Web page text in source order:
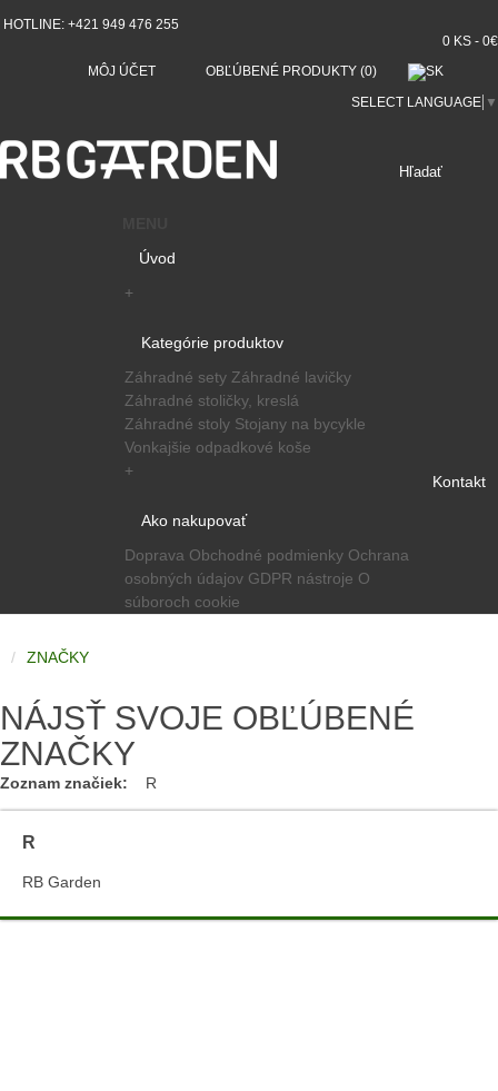
HOTLINE: +421 949 476 255
0 KS - 0€
MÔJ ÚČET
OBĽÚBENÉ PRODUKTY (0)
SELECT LANGUAGE ▼
Úvod
+
Kategórie produktov
Záhradné sety Záhradné lavičky
Záhradné stoličky, kreslá
Záhradné stoly Stojany na bycykle
Vonkajšie odpadkové koše
+
Ako nakupovať
Doprava Obchodné podmienky Ochrana
osobných údajov GDPR nástroje O
súboroch cookie
Kontakt
ZNAČKY
NÁJSŤ SVOJE OBĽÚBENÉ
ZNAČKY
Zoznam značiek: R
R
RB Garden